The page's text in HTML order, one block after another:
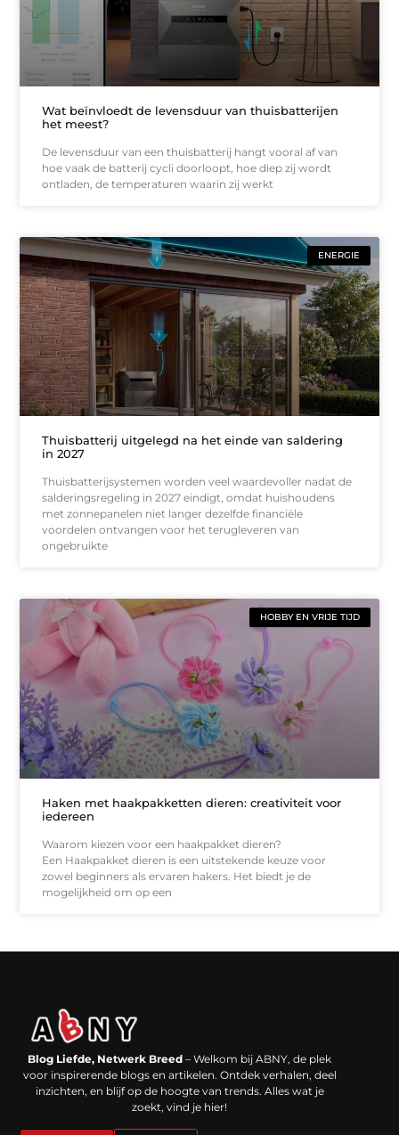
Wat beïnvloedt de levensduur van thuisbatterijen
het meest?
De levensduur van een thuisbatterij hangt vooral af van
hoe vaak de batterij cycli doorloopt, hoe diep zij wordt
ontladen, de temperaturen waarin zij werkt
ENERGIE
Thuisbatterij uitgelegd na het einde van saldering
in 2027
Thuisbatterijsystemen worden veel waardevoller nadat de
salderingsregeling in 2027 eindigt, omdat huishoudens
met zonnepanelen niet langer dezelfde financiële
voordelen ontvangen voor het terugleveren van
ongebruikte
HOBBY EN VRIJE TIJD
Haken met haakpakketten dieren: creativiteit voor
iedereen
Waarom kiezen voor een haakpakket dieren?
Een Haakpakket dieren is een uitstekende keuze voor
zowel beginners als ervaren hakers. Het biedt je de
mogelijkheid om op een
Blog Liefde, Netwerk Breed – Welkom bij ABNY, de plek
voor inspirerende blogs en artikelen. Ontdek verhalen, deel
inzichten, en blijf op de hoogte van trends. Alles wat je
zoekt, vind je hier!